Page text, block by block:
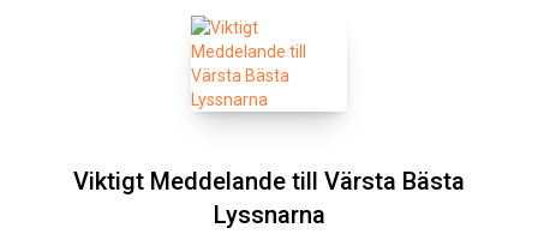
Viktigt Meddelande till Värsta Bästa
Lyssnarna